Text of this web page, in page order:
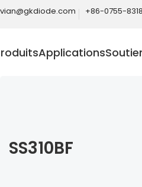
+86-0755-
Applications
SS310BF